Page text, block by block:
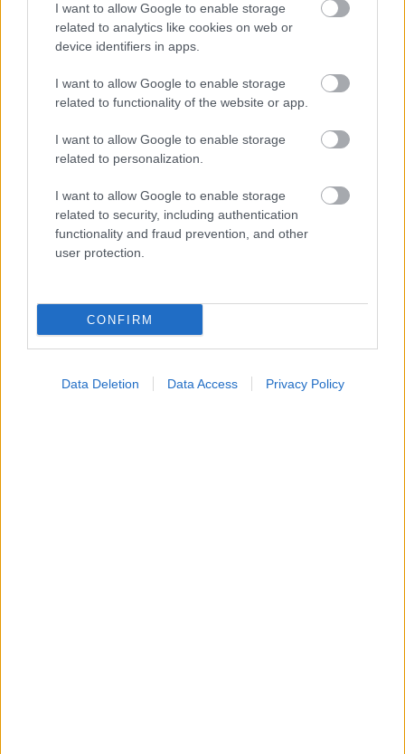
I want to allow Google to enable storage
related to analytics like cookies on web or
device identifiers in apps.
I want to allow Google to enable storage
related to functionality of the website or app.
I want to allow Google to enable storage
related to personalization.
I want to allow Google to enable storage
related to security, including authentication
functionality and fraud prevention, and other
user protection.
CONFIRM
Data Deletion Data Access Privacy Policy
Προσθήκη Σχολίου